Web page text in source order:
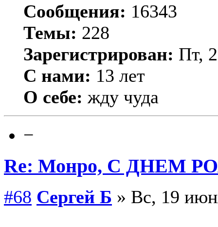
Сообщения: 16343
Темы: 228
Зарегистрирован: Пт,
С нами: 13 лет
О себе: жду чуда
−
Re: Монро, С ДНЕМ
#68 Сергей Б » Вс, 19